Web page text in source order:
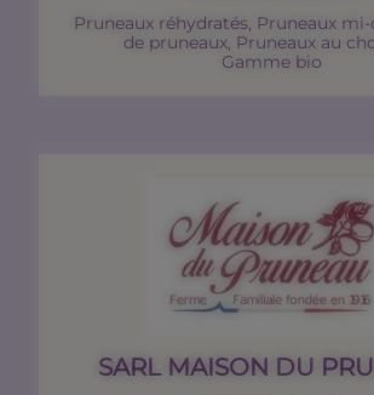
Pruneaux réhydratés, Pruneaux
de pruneaux, Pruneaux au
Gamme bio
SARL MAISON DU